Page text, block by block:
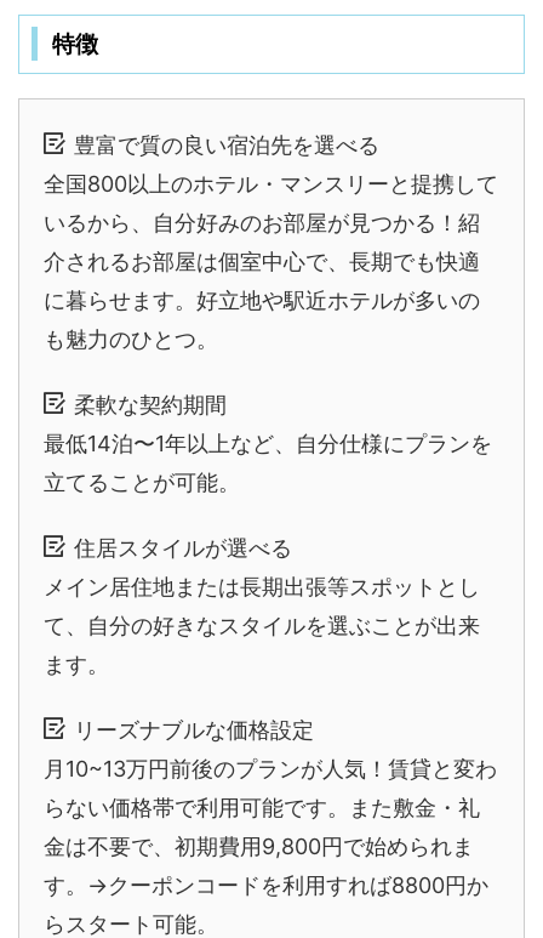
特徴
豊富で質の良い宿泊先を選べる
全国800以上のホテル・マンスリーと提携して
いるから、自分好みのお部屋が見つかる！紹
介されるお部屋は個室中心で、長期でも快適
に暮らせます。好立地や駅近ホテルが多いの
も魅力のひとつ。
柔軟な契約期間
最低14泊〜1年以上など、自分仕様にプランを
立てることが可能。
住居スタイルが選べる
メイン居住地または長期出張等スポットとし
て、自分の好きなスタイルを選ぶことが出来
ます。
リーズナブルな価格設定
月10~13万円前後のプランが人気！賃貸と変わ
らない価格帯で利用可能です。また敷金・礼
金は不要で、初期費用9,800円で始められま
す。→クーポンコードを利用すれば8800円か
らスタート可能。